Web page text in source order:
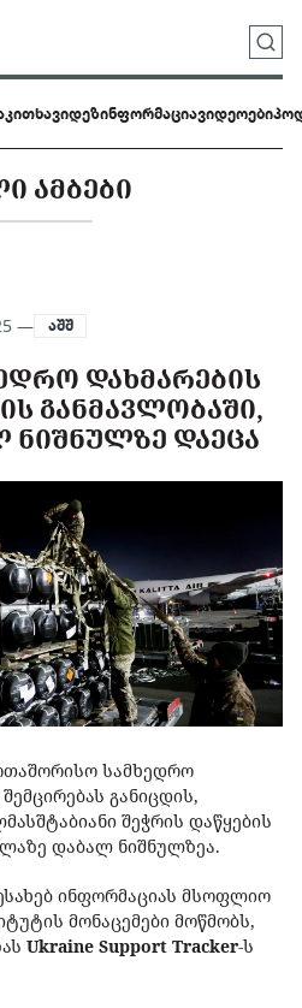
დეზინფორმაციავიდეოები
ᲐᲛᲑᲔᲑᲘ
— აშშ
ᲓᲐᲮᲛᲐᲠᲔᲑᲘᲡ
ᲒᲐᲜᲛᲐᲕᲚᲝᲑᲐᲨᲘ,
ᲜᲘᲨᲜᲣᲚᲖᲔ ᲓᲐᲔᲪᲐ
სამხედრო
განიცდის,
შეჭრის დაწყების
დაბალ ნიშნულზეა.
ინფორმაციას მსოფლიო
მონაცემები მოწმობს,
Ukraine Support Tracker-ს